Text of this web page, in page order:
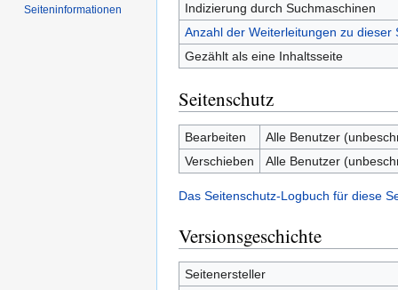
Indizierung durch Suchmaschinen
Anzahl der Weiterleitungen zu dieser
Gezählt als eine Inhaltsseite
Seitenschutz
Bearbeiten
Alle Benutzer
Verschieben
Alle Benutzer
Das Seitenschutz-Logbuch für diese
Versionsgeschichte
Seitenersteller
Seiten­­informationen